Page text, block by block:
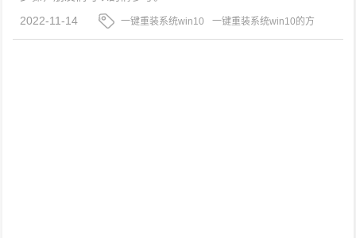
2022-11-14
一键重装系统win10
一键重装系统win10的方
法和步骤
一键重装系统win10的具体操作